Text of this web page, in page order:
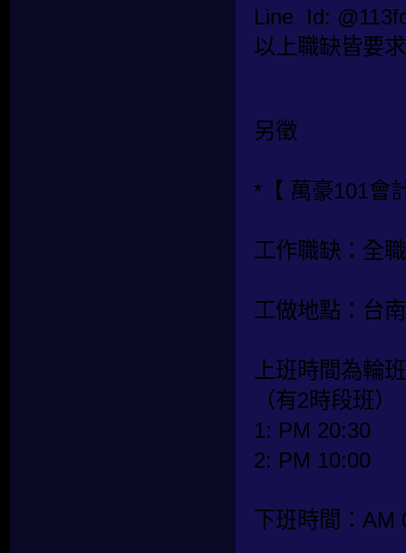
Line Id:
以上職缺皆要
另徵
*【 萬豪101會
工作職缺：全
工做地點：台
上班時間為輪
（有2時段班）
1: PM 20:30
2: PM 10:00
下班時間：AM